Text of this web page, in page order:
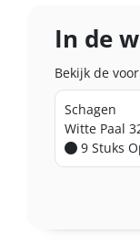
In de
Bekijk de
Schagen
Witte Paal
9 Stuks